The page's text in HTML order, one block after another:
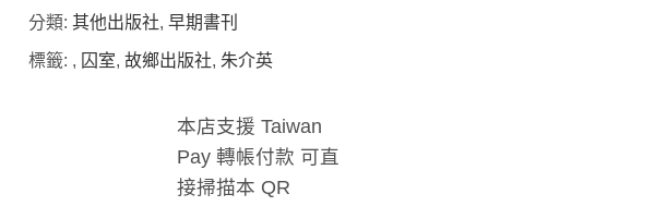
分類:其他出版社,早期書刊
標籤: , 囚室,故鄉出版社, 朱介英
本店支援 Taiwan
Pay 轉帳付款 可直
接掃描本 QR